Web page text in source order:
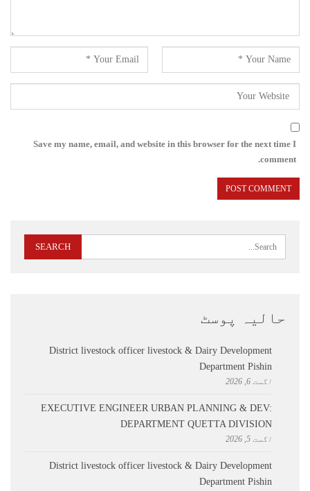
Save my name, email, and website in this browser for the next time I
comment.
حالیہ پوسٹ
District livestock officer livestock & Dairy Development
Department Pishin
اگست 6, 2026
EXECUTIVE ENGINEER URBAN PLANNING & DEV:
DEPARTMENT QUETTA DIVISION
اگست 5, 2026
District livestock officer livestock & Dairy Development
Department Pishin